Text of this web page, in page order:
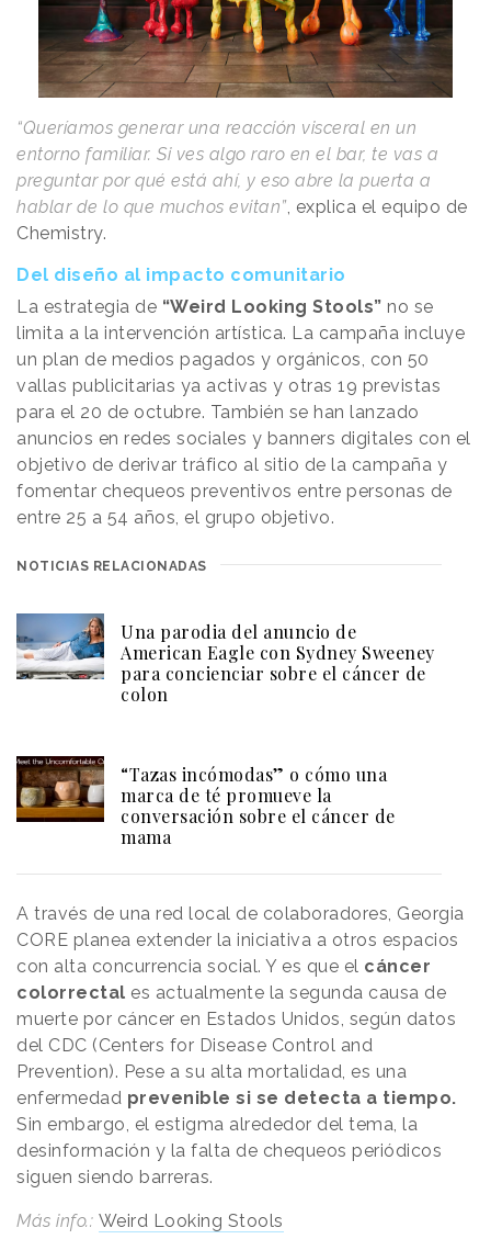
“Queríamos generar una reacción visceral en un
entorno familiar. Si ves algo raro en el bar, te vas a
preguntar por qué está ahí, y eso abre la puerta a
hablar de lo que muchos evitan”, explica el equipo de
Chemistry.
Del diseño al impacto comunitario
La estrategia de “Weird Looking Stools” no se
limita a la intervención artística. La campaña incluye
un plan de medios pagados y orgánicos, con 50
vallas publicitarias ya activas y otras 19 previstas
para el 20 de octubre. También se han lanzado
anuncios en redes sociales y banners digitales con el
objetivo de derivar tráfico al sitio de la campaña y
fomentar chequeos preventivos entre personas de
entre 25 a 54 años, el grupo objetivo.
NOTICIAS RELACIONADAS
Una parodia del anuncio de
American Eagle con Sydney Sweeney
para concienciar sobre el cáncer de
colon
“Tazas incómodas” o cómo una
marca de té promueve la
conversación sobre el cáncer de
mama
A través de una red local de colaboradores, Georgia
CORE planea extender la iniciativa a otros espacios
con alta concurrencia social. Y es que el cáncer
colorrectal es actualmente la segunda causa de
muerte por cáncer en Estados Unidos, según datos
del CDC (Centers for Disease Control and
Prevention). Pese a su alta mortalidad, es una
enfermedad prevenible si se detecta a tiempo.
Sin embargo, el estigma alrededor del tema, la
desinformación y la falta de chequeos periódicos
siguen siendo barreras.
Más info.: Weird Looking Stools